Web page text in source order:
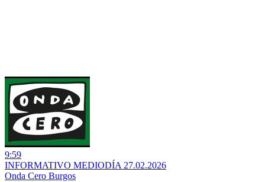
9:59
INFORMATIVO MEDIODÍA 27.02.2026
Onda Cero Burgos